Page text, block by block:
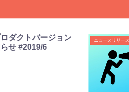
ダクトバージョン
せ #2019/6
ニュースリリース